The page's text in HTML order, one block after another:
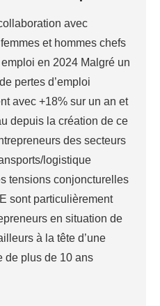
avec
et hommes chefs
en 2024 Malgré un
pertes d’emploi
avec +18% sur un an et
depuis la création de ce
des secteurs
logistique
tensions conjoncturelles
sont particulièrement
en situation de
à la tête d’une
de plus de 10 ans